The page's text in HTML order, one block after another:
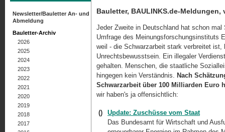
Bauletter, BAULINKS.de-Meldungen,
Jeder Zweite in Deutschland hat schon
Umfrage des Meinungsforschungsinstituts
weil - die Schwarzarbeit stark verbreitet ist,
Unrechtsbewusstsein. Ein illegaler
gehalten. Menschen, die staatliche
hingegen kein Verständnis. Nach
Schwarzarbeit über 100 Milliarden Euro
wir haben's ja offensichtlich:
()
Update: Zuschüsse vom Staat
Das Bundesamt für Wirtschaft und
Newsletter/Bauletter An- und
Abmeldung
Bauletter-Archiv
2026
2025
2024
2023
2022
2021
2020
2019
2018
2017